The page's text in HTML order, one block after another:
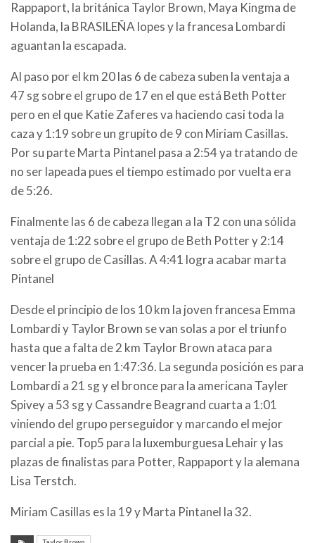
Rappaport, la británica Taylor Brown, Maya Kingma de
Holanda, la BRASILEÑA lopes y la francesa Lombardi
aguantan la escapada.
Al paso por el km 20 las 6 de cabeza suben la ventaja a
47 sg sobre el grupo de 17 en el que está Beth Potter
pero en el que Katie Zaferes va haciendo casi toda la
caza y 1:19 sobre un grupito de 9 con Miriam Casillas.
Por su parte Marta Pintanel pasa a 2:54 ya tratando de
no ser lapeada pues el tiempo estimado por vuelta era
de 5:26.
Finalmente las 6 de cabeza llegan a la T2 con una sólida
ventaja de 1:22 sobre el grupo de Beth Potter y 2:14
sobre el grupo de Casillas. A 4:41 logra acabar marta
Pintanel
Desde el principio de los 10 km la joven francesa Emma
Lombardi y Taylor Brown se van solas a por el triunfo
hasta que a falta de 2 km Taylor Brown ataca para
vencer la prueba en 1:47:36. La segunda posición es para
Lombardi a 21 sg y el bronce para la americana Tayler
Spivey a 53 sg y Cassandre Beagrand cuarta a 1:01
viniendo del grupo perseguidor y marcando el mejor
parcial a pie. Top5 para la luxemburguesa Lehair y las
plazas de finalistas para Potter, Rappaport y la alemana
Lisa Terstch.
Miriam Casillas es la 19 y Marta Pintanel la 32.